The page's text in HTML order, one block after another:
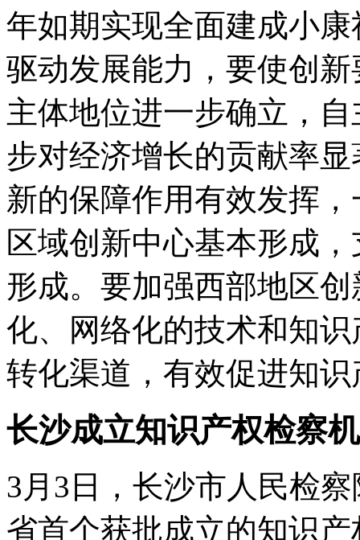
年如期实现全面建成小
驱动发展能力，要使创
主体地位进一步确立，
步对经济增长的贡献率
新的保障作用有效发挥
区域创新中心基本形成
形成。要加强西部地区
化、网络化的技术和知
转化渠道，有效促进知
长沙成立知识产权检察
3月3日，长沙市人民检
省首个获批成立的知识